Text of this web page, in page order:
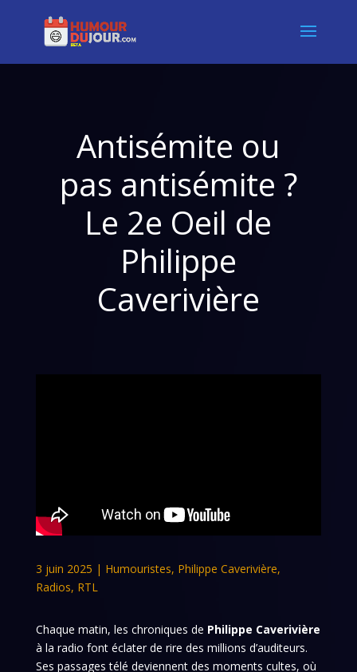
Antisémite ou
pas antisémite ?
Le 2e Oeil de
Philippe
Caverivière
3 juin 2025 | Humouristes, Philippe Caverivière,
Radios, RTL
Chaque matin, les chroniques de Philippe Caverivière
à la radio font éclater de rire des millions d’auditeurs.
Ses passages télé deviennent des moments cultes, où